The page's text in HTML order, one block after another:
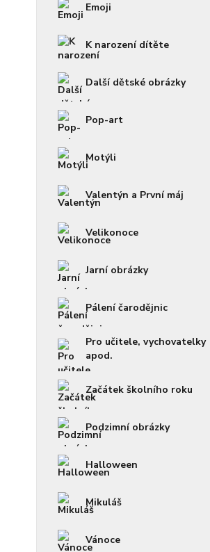
Emoji
K narození dítěte
Další dětské obrázky
Pop-art
Motýli
Valentýn a První máj
Velikonoce
Jarní obrázky
Pálení čarodějnic
Pro učitele, vychovatelky
apod.
Začátek školního roku
Podzimní obrázky
Halloween
Mikuláš
Vánoce